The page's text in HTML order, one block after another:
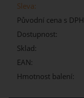
Sleva:
Původní cena s
Dostupnost:
Sklad:
EAN:
Hmotnost balení: